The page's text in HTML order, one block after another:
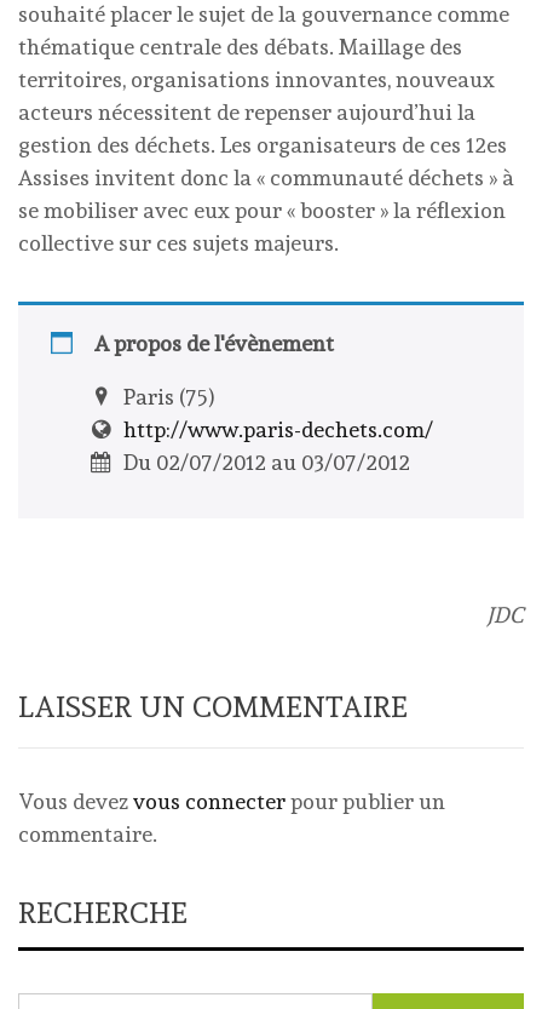
souhaité placer le sujet de la gouvernance comme
thématique centrale des débats. Maillage des
territoires, organisations innovantes, nouveaux
acteurs nécessitent de repenser aujourd’hui la
gestion des déchets. Les organisateurs de ces 12es
Assises invitent donc la « communauté déchets » à
se mobiliser avec eux pour « booster » la réflexion
collective sur ces sujets majeurs.
A propos de l'évènement
Paris (75)
http://www.paris-dechets.com/
Du 02/07/2012 au 03/07/2012
JDC
LAISSER UN COMMENTAIRE
Vous devezvous connecterpour publier un
commentaire.
RECHERCHE